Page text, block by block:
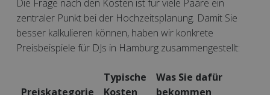
Die Frage nach den Kosten ist für viele Paare ein
zentraler Punkt bei der Hochzeitsplanung. Damit Sie
besser kalkulieren können, haben wir konkrete
Preisbeispiele für DJs in Hamburg zusammengestellt:
Preiskategorie
Typische
Kosten
Was Sie dafür
bekommen